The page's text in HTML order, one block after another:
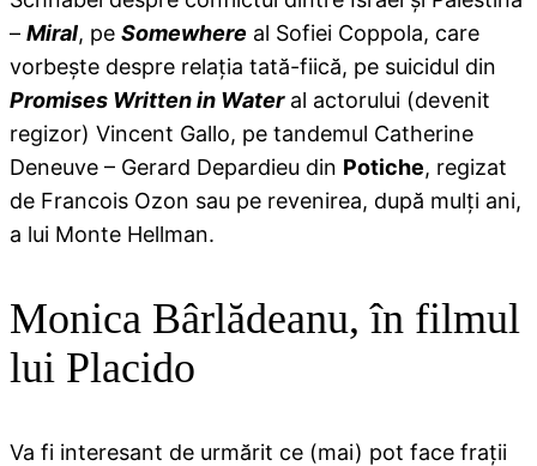
– Miral, pe Somewhere al Sofiei Coppola, care
vorbeşte despre relaţia tată-fiică, pe suicidul din
Promises Written in Wateral actorului (devenit
regizor) Vincent Gallo, pe tandemul Catherine
Deneuve – Gerard Depardieu din Potiche, regizat
de Francois Ozon sau pe revenirea, după mulţi ani,
a lui Monte Hellman.
Monica Bârlădeanu, în filmul
lui Placido
Va fi interesant de urmărit ce (mai) pot face fraţii